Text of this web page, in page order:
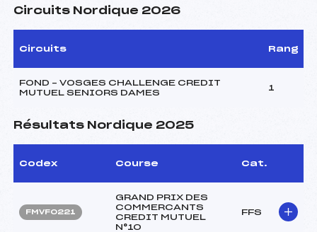
Circuits Nordique 2026
Circuits Rang
FOND – VOSGES CHALLENGE CREDIT
MUTUEL SENIORS DAMES
1
Résultats Nordique 2025
Codex Course Cat.
FMVF0221
GRAND PRIX DES
COMMERCANTS
CREDIT MUTUEL
N°10
FFS